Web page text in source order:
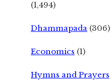
(1,494)
Dhammapada (306)
Economics (1)
Hymns and Prayers